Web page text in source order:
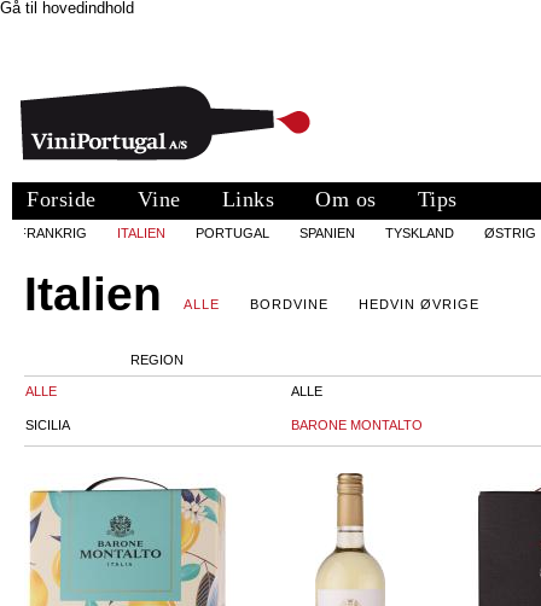
Gå til hovedindhold
Forside Vine Links Om os Tips
FRANKRIG ITALIEN PORTUGAL SPANIEN TYSKLAND ØSTRIG
Italien ALLE BORDVINE HEDVIN ØVRIGE
REGION
ALLE
SICILIA
ALLE
BARONE MONTALTO